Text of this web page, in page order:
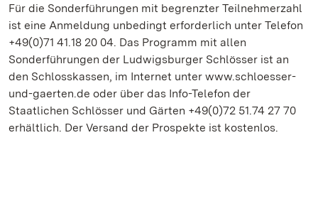
Für die Sonderführungen mit begrenzter Teilnehmerzahl
ist eine Anmeldung unbedingt erforderlich unter Telefon
+49(0)71 41.18 20 04. Das Programm mit allen
Sonderführungen der Ludwigsburger Schlösser ist an
den Schlosskassen, im Internet unter www.schloesser-
und-gaerten.de oder über das Info-Telefon der
Staatlichen Schlösser und Gärten +49(0)72 51.74 27 70
erhältlich. Der Versand der Prospekte ist kostenlos.